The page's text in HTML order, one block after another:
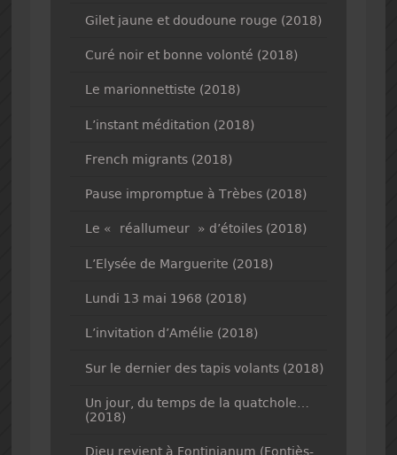
Gilet jaune et doudoune rouge (2018)
Curé noir et bonne volonté (2018)
Le marionnettiste (2018)
L’instant méditation (2018)
French migrants (2018)
Pause impromptue à Trèbes (2018)
Le « réallumeur » d’étoiles (2018)
L’Elysée de Marguerite (2018)
Lundi 13 mai 1968 (2018)
L’invitation d’Amélie (2018)
Sur le dernier des tapis volants (2018)
Un jour, du temps de la quatchole…
(2018)
Dieu revient à Fontinianum (Fontiès-